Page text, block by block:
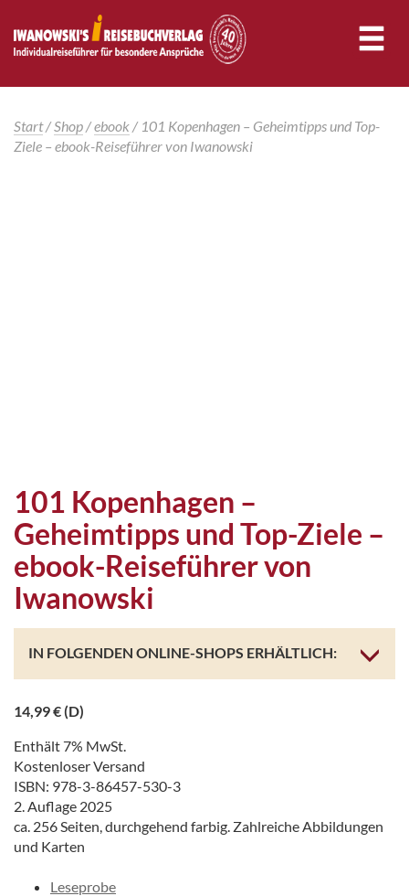
Start/Shop/ebook/ 101 Kopenhagen – Geheimtipps und Top-
Ziele – ebook-Reiseführer von Iwanowski
101 Kopenhagen –
Geheimtipps und Top-Ziele –
ebook-Reiseführer von
Iwanowski
IN FOLGENDEN ONLINE-SHOPS ERHÄLTLICH:
14,99€(D)
Enthält 7% MwSt.
Kostenloser Versand
ISBN: 978-3-86457-530-3
2. Auflage 2025
ca. 256 Seiten, durchgehend farbig. Zahlreiche Abbildungen
und Karten
Leseprobe